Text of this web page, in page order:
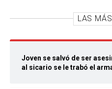
LAS
Joven se salvó de ser
al sicario se le trabó el